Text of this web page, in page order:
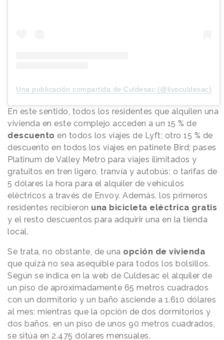
Una publicación compartida de Culdesac (@liveculdesac)
En este sentido, todos los residentes que alquilen una
vivienda en este complejo acceden a un 15 % de
descuento en todos los viajes de Lyft; otro 15 % de
descuento en todos los viajes en patinete Bird; pases
Platinum de Valley Metro para viajes ilimitados y
gratuitos en tren ligero, tranvía y autobús; o tarifas de
5 dólares la hora para el alquiler de vehículos
eléctricos a través de Envoy. Además, los primeros
residentes recibieron una bicicleta eléctrica gratis
y el resto descuentos para adquirir una en la tienda
local.
Se trata, no obstante, de una opción de vivienda
que quizá no sea asequible para todos los bolsillos.
Según se indica en la web de Culdesac el alquiler de
un piso de aproximadamente 65 metros cuadrados
con un dormitorio y un baño asciende a 1.610 dólares
al mes; mientras que la opción de dos dormitorios y
dos baños, en un piso de unos 90 metros cuadrados,
se sitúa en 2.475 dólares mensuales.